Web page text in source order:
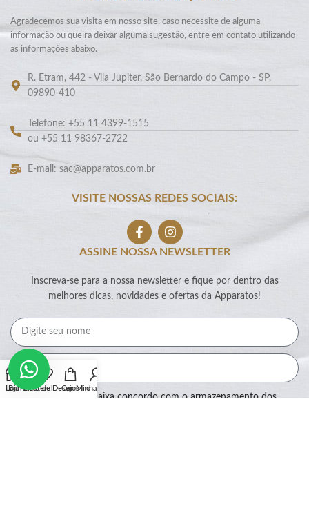
Agradecemos sua visita em nosso site, caso necessite de alguma
informação ou queira deixar alguma sugestão, entre em contato utilizando
as informações abaixo.
R. Etram, 442 - Vila Jupiter, São Bernardo do Campo - SP,
09890-410
Telefone: +55 11 4399-1515
ou +55 11 98367-2722
E-mail: sac@apparatos.com.br
VISITE NOSSAS REDES SOCIAIS:
ASSINE NOSSA NEWSLETTER
Inscreva-se para a nossa newsletter e fique por dentro das
melhores dicas, novidades e ofertas da Apparatos!
Ao marcar essa caixa concordo com o armazenamento dos
Loja
Barra Lateral
Lista de Desejos
CarrinhoMinha conta